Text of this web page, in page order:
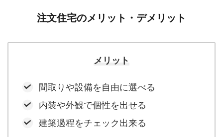
注文住宅のメリット・デメリット
メリット
間取りや設備を自由に選べる
内装や外観で個性を出せる
建築過程をチェック出来る